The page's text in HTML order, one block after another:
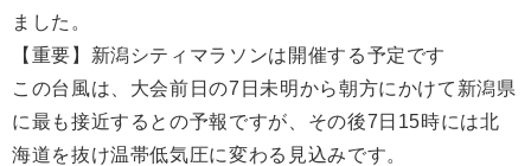
ました。
【重要】新潟シティマラソンは開催する予定です
この台風は、大会前日の7日未明から朝方にかけて新潟県
に最も接近するとの予報ですが、その後7日15時には北
海道を抜け温帯低気圧に変わる見込みです。